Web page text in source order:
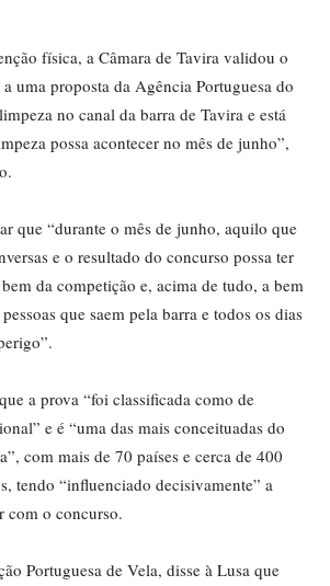
física, a Câmara de Tavira validou o
uma proposta da Agência Portuguesa do
no canal da barra de Tavira e está
possa acontecer no mês de junho”,
que “durante o mês de junho, aquilo que
e o resultado do concurso possa ter
da competição e, acima de tudo, a bem
que saem pela barra e todos os dias
a prova “foi classificada como de
e é “uma das mais conceituadas do
com mais de 70 países e cerca de 400
tendo “influenciado decisivamente” a
com o concurso.
Portuguesa de Vela, disse à Lusa que